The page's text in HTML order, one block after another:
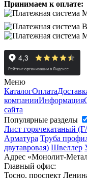
Принимаем к оплате:
Меню
КаталогОплата
компанииИнформация
сайта
Популярные разделы
Лист горячекатаный
Арматура Труба
двутавровая) Швеллер
Адрес «Монолит-
Главный офис:
Тосно, проспект